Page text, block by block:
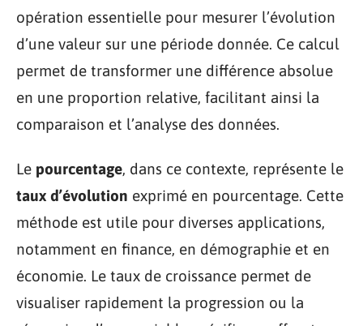
opération essentielle pour mesurer l’évolution
d’une valeur sur une période donnée. Ce calcul
permet de transformer une différence absolue
en une proportion relative, facilitant ainsi la
comparaison et l’analyse des données.
Le pourcentage, dans ce contexte, représente le
taux d’évolution exprimé en pourcentage. Cette
méthode est utile pour diverses applications,
notamment en finance, en démographie et en
économie. Le taux de croissance permet de
visualiser rapidement la progression ou la